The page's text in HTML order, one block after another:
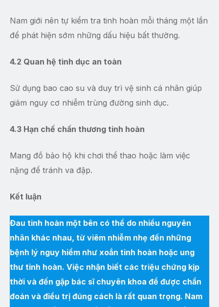
Nam giới nên tự kiểm tra tinh hoàn mỗi tháng một lần
để phát hiện sớm những dấu hiệu bất thường.
4.2 Quan hệ tình dục an toàn
Sử dụng bao cao su và duy trì vệ sinh cá nhân giúp
giảm nguy cơ nhiễm trùng đường sinh dục.
4.3 Hạn chế chấn thương tinh hoàn
Mang đồ bảo hộ khi chơi thể thao hoặc làm việc
nặng để tránh va đập.
Kết luận
Đau tinh hoàn một bên có thể do nhiều nguyên
nhân khác nhau, từ viêm nhiễm nhẹ đến những
bệnh lý nguy hiểm như xoắn tinh hoàn hoặc ung
thư tinh hoàn. Việc nhận biết các triệu chứng kịp
thời và đến gặp bác sĩ chuyên khoa để được chẩn
đoán và điều trị đúng cách là rất quan trọng. Nam